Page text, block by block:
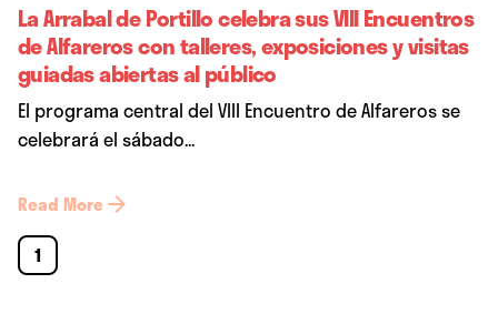
La Arrabal de Portillo celebra sus VIII Encuentros
de Alfareros con talleres, exposiciones y visitas
guiadas abiertas al público
El programa central del VIII Encuentro de Alfareros se
celebrará el sábado...
Read More
1